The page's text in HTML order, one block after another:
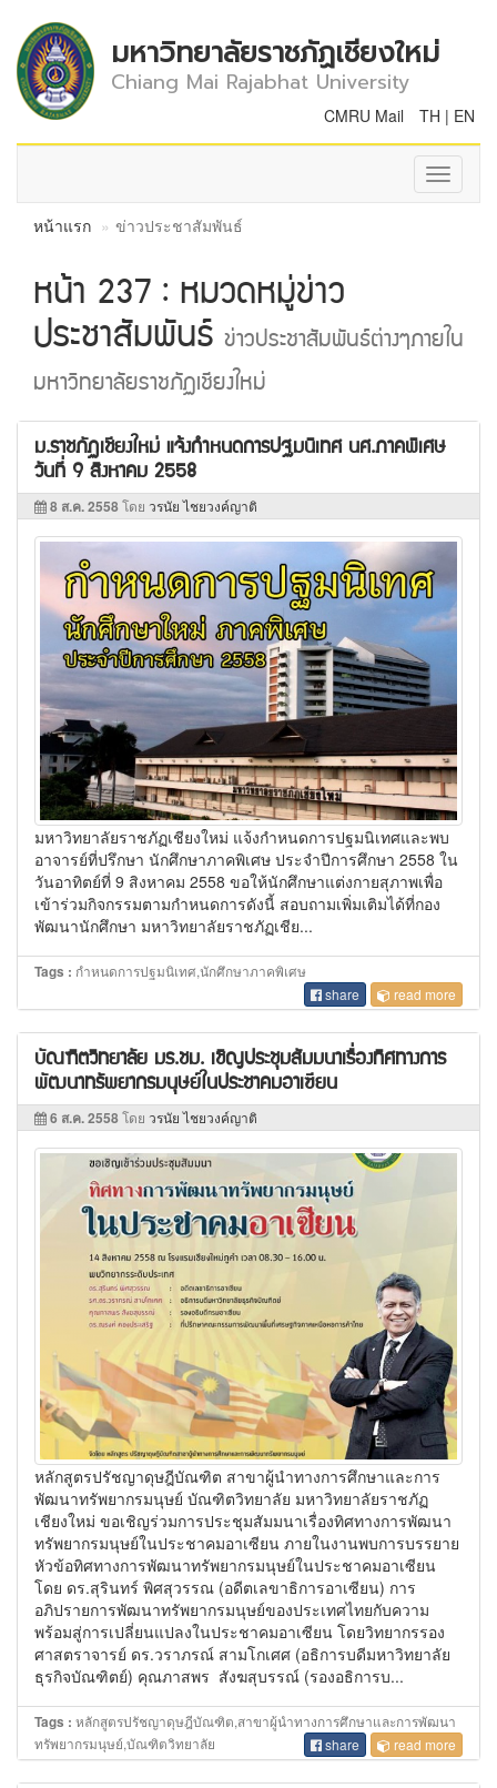
มหาวิทยาลัยราชภัฏเชียงใหม่
Chiang Mai Rajabhat University
CMRU Mail TH | EN
Toggle
หน้าแรก
ข่าวประชาสัมพันธ์
หน้า 237 : หมวดหมู่ข่าว
ประชาสัมพันธ์ ข่าวประชาสัมพันธ์ต่างๆภายใน
มหาวิทยาลัยราชภัฏเชียงใหม่
ม.ราชภัฏเชียงใหม่ แจ้งกำหนดการปฐมนิเทศ นศ.ภาคพิเศษ
วันที่ 9 สิงหาคม 2558
8 ส.ค. 2558โดย วรนัย ไชยวงค์ญาติ
มหาวิทยาลัยราชภัฏเชียงใหม่ แจ้งกำหนดการปฐมนิเทศและพบ
อาจารย์ที่ปรึกษา นักศึกษาภาคพิเศษ ประจำปีการศึกษา 2558 ใน
วันอาทิตย์ที่ 9 สิงหาคม 2558 ขอให้นักศึกษาแต่งกายสุภาพเพื่อ
เข้าร่วมกิจกรรมตามกำหนดการดังนี้ สอบถามเพิ่มเติมได้ที่กอง
พัฒนานักศึกษา มหาวิทยาลัยราชภัฏเชีย...
Tags : กำหนดการปฐมนิเทศ,นักศึกษาภาคพิเศษ
share
read more
บัณฑิตวิทยาลัย มร.ชม. เชิญประชุมสัมมนาเรื่องทิศทางการ
พัฒนาทรัพยากรมนุษย์ในประชาคมอาเซียน
6 ส.ค. 2558โดย วรนัย ไชยวงค์ญาติ
หลักสูตรปรัชญาดุษฎีบัณฑิต สาขาผู้นำทางการศึกษาและการ
พัฒนาทรัพยากรมนุษย์ บัณฑิตวิทยาลัย มหาวิทยาลัยราชภัฏ
เชียงใหม่ ขอเชิญร่วมการประชุมสัมมนาเรื่องทิศทางการพัฒนา
ทรัพยากรมนุษย์ในประชาคมอาเซียน ภายในงานพบการบรรยาย
หัวข้อทิศทางการพัฒนาทรัพยากรมนุษย์ในประชาคมอาเซียน
โดย ดร.สุรินทร์ พิศสุวรรณ (อดีตเลขาธิการอาเซียน) การ
อภิปรายการพัฒนาทรัพยากรมนุษย์ของประเทศไทยกับความ
พร้อมสู่การเปลี่ยนแปลงในประชาคมอาเซียน โดยวิทยากรรอง
ศาสตราจารย์ ดร.วราภรณ์ สามโกเศศ (อธิการบดีมหาวิทยาลัย
ธุรกิจบัณฑิตย์) คุณภาสพร สังฆสุบรรณ์ (รองอธิการบ...
Tags : หลักสูตรปรัชญาดุษฎีบัณฑิต,สาขาผู้นำทางการศึกษาและการพัฒนา
ทรัพยากรมนุษย์,บัณฑิตวิทยาลัย
share read more